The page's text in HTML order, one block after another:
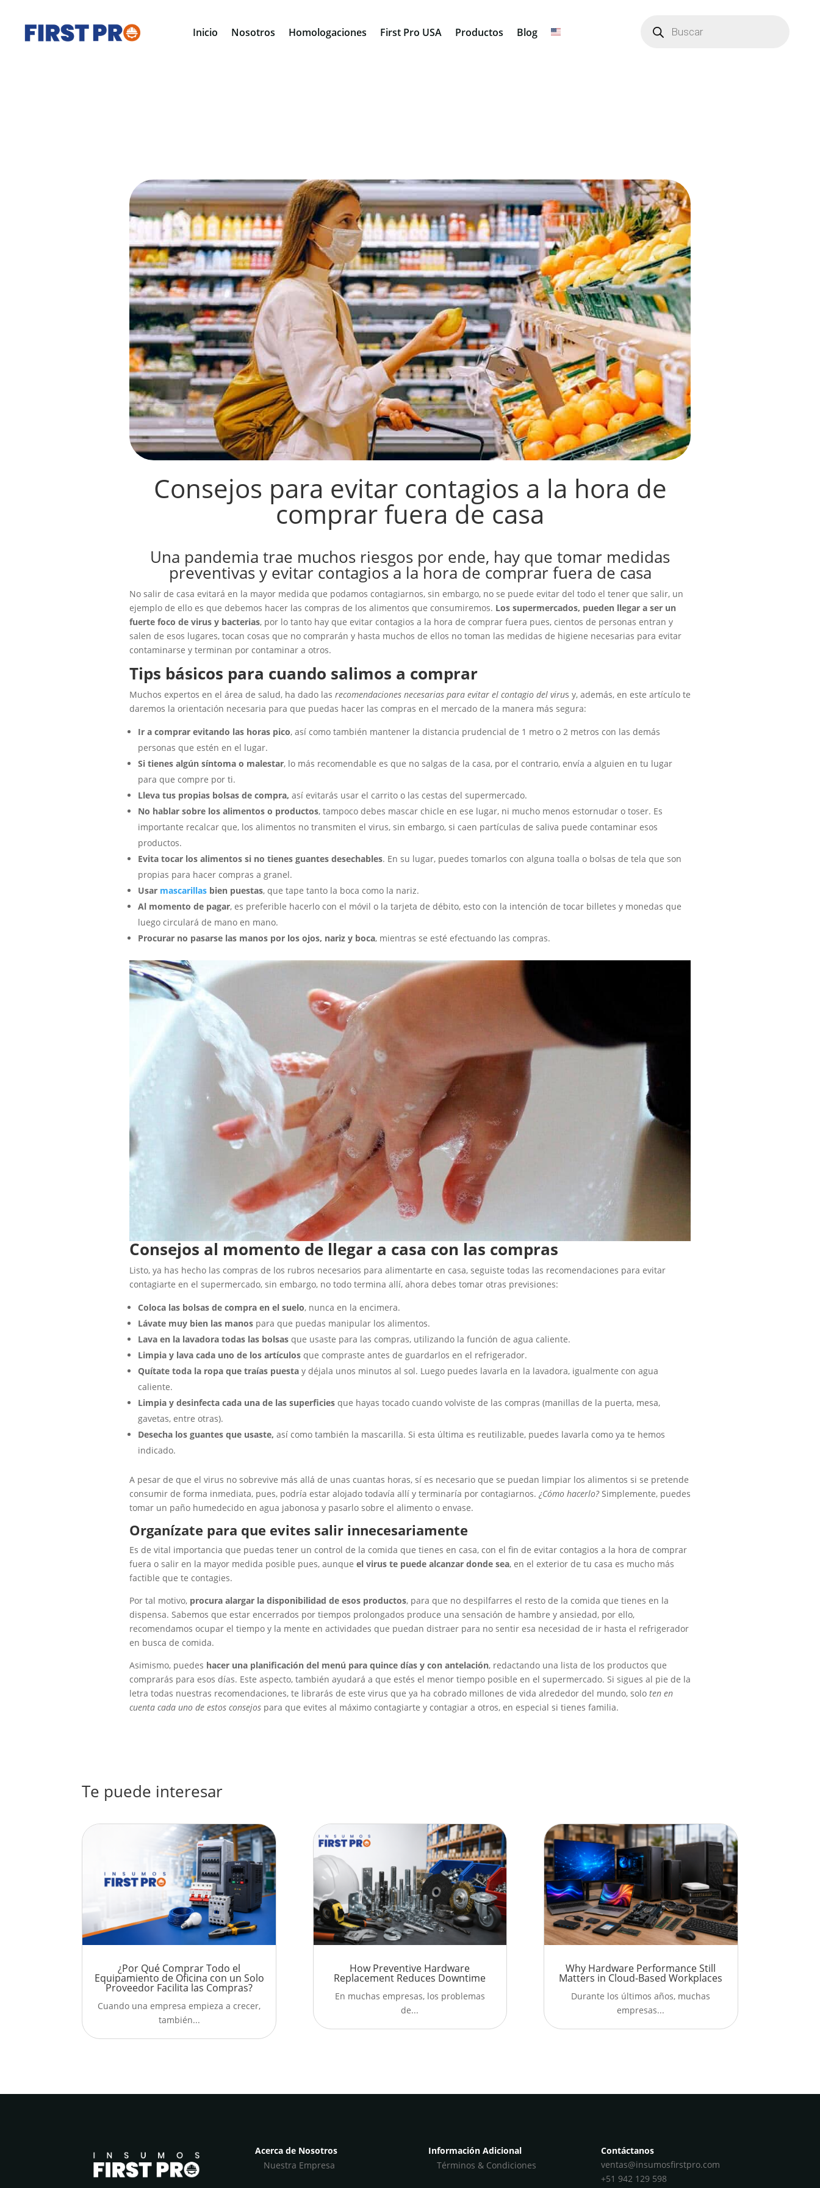
Inicio Nosotros Homologaciones First Pro USA Productos Blog productos
Consejos para evitar contagios a la hora de
comprar fuera de casa
Una pandemia trae muchos riesgos por ende, hay que tomar medidas
preventivas y evitar contagios a la hora de comprar fuera de casa
No salir de casa evitará en la mayor medida que podamos contagiarnos, sin embargo, no se puede evitar del todo el tener que salir, un
ejemplo de ello es que debemos hacer las compras de los alimentos que consumiremos. Los supermercados, pueden llegar a ser un
fuerte foco de virus y bacterias, por lo tanto hay que evitar contagios a la hora de comprar fuera pues, cientos de personas entran y
salen de esos lugares, tocan cosas que no comprarán y hasta muchos de ellos no toman las medidas de higiene necesarias para evitar
contaminarse y terminan por contaminar a otros.
Tips básicos para cuando salimos a comprar
Muchos expertos en el área de salud, ha dado las recomendaciones necesarias para evitar el contagio del virus y, además, en este artículo te
daremos la orientación necesaria para que puedas hacer las compras en el mercado de la manera más segura:
Ir a comprar evitando las horas pico, así como también mantener la distancia prudencial de 1 metro o 2 metros con las demás
personas que estén en el lugar.
Si tienes algún síntoma o malestar, lo más recomendable es que no salgas de la casa, por el contrario, envía a alguien en tu lugar
para que compre por ti.
Lleva tus propias bolsas de compra, así evitarás usar el carrito o las cestas del supermercado.
No hablar sobre los alimentos o productos, tampoco debes mascar chicle en ese lugar, ni mucho menos estornudar o toser. Es
importante recalcar que, los alimentos no transmiten el virus, sin embargo, si caen partículas de saliva puede contaminar esos
productos.
Evita tocar los alimentos si no tienes guantes desechables. En su lugar, puedes tomarlos con alguna toalla o bolsas de tela que son
propias para hacer compras a granel.
Usar mascarillas bien puestas, que tape tanto la boca como la nariz.
Al momento de pagar, es preferible hacerlo con el móvil o la tarjeta de débito, esto con la intención de tocar billetes y monedas que
luego circulará de mano en mano.
Procurar no pasarse las manos por los ojos, nariz y boca, mientras se esté efectuando las compras.
Consejos al momento de llegar a casa con las compras
Listo, ya has hecho las compras de los rubros necesarios para alimentarte en casa, seguiste todas las recomendaciones para evitar
contagiarte en el supermercado, sin embargo, no todo termina allí, ahora debes tomar otras previsiones:
Coloca las bolsas de compra en el suelo, nunca en la encimera.
Lávate muy bien las manos para que puedas manipular los alimentos.
Lava en la lavadora todas las bolsas que usaste para las compras, utilizando la función de agua caliente.
Limpia y lava cada uno de los artículos que compraste antes de guardarlos en el refrigerador.
Quítate toda la ropa que traías puesta y déjala unos minutos al sol. Luego puedes lavarla en la lavadora, igualmente con agua
caliente.
Limpia y desinfecta cada una de las superficies que hayas tocado cuando volviste de las compras (manillas de la puerta, mesa,
gavetas, entre otras).
Desecha los guantes que usaste, así como también la mascarilla. Si esta última es reutilizable, puedes lavarla como ya te hemos
indicado.
A pesar de que el virus no sobrevive más allá de unas cuantas horas, sí es necesario que se puedan limpiar los alimentos si se pretende
consumir de forma inmediata, pues, podría estar alojado todavía allí y terminaría por contagiarnos. ¿Cómo hacerlo?Simplemente, puedes
tomar un paño humedecido en agua jabonosa y pasarlo sobre el alimento o envase.
Organízate para que evites salir innecesariamente
Es de vital importancia que puedas tener un control de la comida que tienes en casa, con el fin de evitar contagios a la hora de comprar
fuera o salir en la mayor medida posible pues, aunque el virus te puede alcanzar donde sea, en el exterior de tu casa es mucho más
factible que te contagies.
Por tal motivo, procura alargar la disponibilidad de esos productos, para que no despilfarres el resto de la comida que tienes en la
dispensa. Sabemos que estar encerrados por tiempos prolongados produce una sensación de hambre y ansiedad, por ello,
recomendamos ocupar el tiempo y la mente en actividades que puedan distraer para no sentir esa necesidad de ir hasta el refrigerador
en busca de comida.
Asimismo, puedes hacer una planificación del menú para quince días y con antelación, redactando una lista de los productos que
comprarás para esos días. Este aspecto, también ayudará a que estés el menor tiempo posible en el supermercado. Si sigues al pie de la
letra todas nuestras recomendaciones, te librarás de este virus que ya ha cobrado millones de vida alrededor del mundo, solo ten en
cuenta cada uno de estos consejos para que evites al máximo contagiarte y contagiar a otros, en especial si tienes familia.
Te puede interesar
¿Por Qué Comprar Todo el
Equipamiento de Oficina con un Solo
Proveedor Facilita las Compras?
Cuando una empresa empieza a crecer,
también...
How Preventive Hardware
Replacement Reduces Downtime
En muchas empresas, los problemas
de...
Why Hardware Performance Still
Matters in Cloud-Based Workplaces
Durante los últimos años, muchas
empresas...
Acerca de Nosotros
Nuestra Empresa
Información Adicional
Términos & Condiciones
Contáctanos
ventas@insumosfirstpro.com
+51 942 129 598